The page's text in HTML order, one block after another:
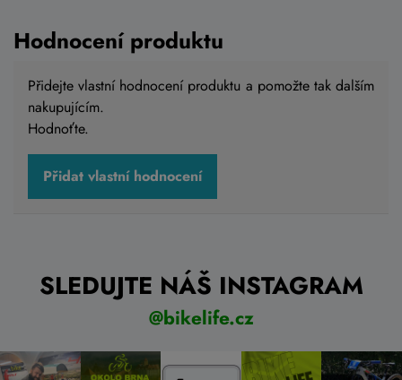
Hodnocení produktu
Přidejte vlastní hodnocení produktu a pomožte tak dalším
nakupujícím.
Hodnoťte.
Přidat vlastní hodnocení
SLEDUJTE NÁŠ INSTAGRAM
@bikelife.cz